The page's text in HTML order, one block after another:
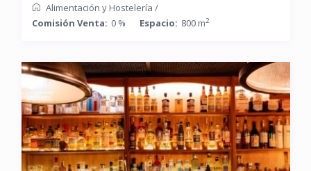
Alimentación y Hostelería /
Comisión Venta: 0 % Espacio: 800 m2